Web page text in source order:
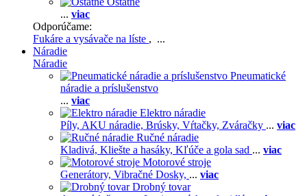
... viac
Odporúčame:
Fukáre a vysávače na líste , ...
Náradie
Náradie
Pneumatické
náradie a príslušenstvo
... viac
Elektro náradie
Píly, AKU náradie, Brúsky, Vŕtačky, Zváračky ... viac
Ručné náradie
Kladivá, Kliešte a hasáky, Kľúče a gola sad ... viac
Motorové stroje
Generátory, Vibračné Dosky, ... viac
Drobný tovar